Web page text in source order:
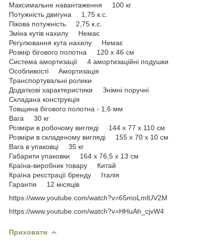
Максимальне навантаження 100 кг
Потужність двигуна 1,75 к.с.
Пікова потужність 2,75 к.с.
Зміна кутів нахилу Немає
Регулювання кута нахилу Немає
Розмір бігового полотна 120 х 46 см
Система амортизації 4 амортизаційні подушки
Особливості Амортизація
Транспортувальні ролики
Додаткові характеристики Знімні поручні
Складана конструкція
Товщина бігового полотна - 1,6 мм
Вага 30 кг
Розміри в робочому вигляді 144 x 77 x 110 см
Розміри в складеному вигляді 155 x 70 x 10 см
Вага в упаковці 35 кг
Габарити упаковки 164 x 76,5 x 13 см
Країна-виробник товару Китай
Країна реєстрації бренду Італія
Гарантія 12 місяців
https://www.youtube.com/watch?v=65moLmlUV2M
https://www.youtube.com/watch?v=HHuAh_cjvW4
Приховати